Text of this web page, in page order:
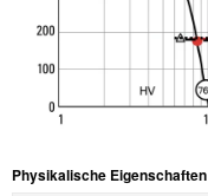
Physikalische Eigenschaften